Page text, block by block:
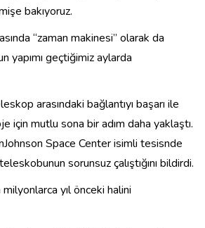
bakıyoruz.
“zaman makinesi” olarak da
yapımı geçtiğimiz aylarda
arasındaki bağlantıyı başarı ile
için mutlu sona bir adım daha yaklaştı.
Space Center isimli tesisnde
sorunsuz çalıştığını bildirdi.
milyonlarca yıl önceki halini